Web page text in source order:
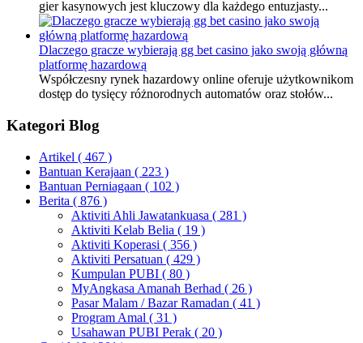
gier kasynowych jest kluczowy dla każdego entuzjasty...
Dlaczego gracze wybierają gg bet casino jako swoją główną
platformę hazardową
Współczesny rynek hazardowy online oferuje użytkownikom
dostęp do tysięcy różnorodnych automatów oraz stołów...
Kategori Blog
Artikel ( 467 )
Bantuan Kerajaan ( 223 )
Bantuan Perniagaan ( 102 )
Berita ( 876 )
Aktiviti Ahli Jawatankuasa ( 281 )
Aktiviti Kelab Belia ( 19 )
Aktiviti Koperasi ( 356 )
Aktiviti Persatuan ( 429 )
Kumpulan PUBI ( 80 )
MyAngkasa Amanah Berhad ( 26 )
Pasar Malam / Bazar Ramadan ( 41 )
Program Amal ( 31 )
Usahawan PUBI Perak ( 20 )